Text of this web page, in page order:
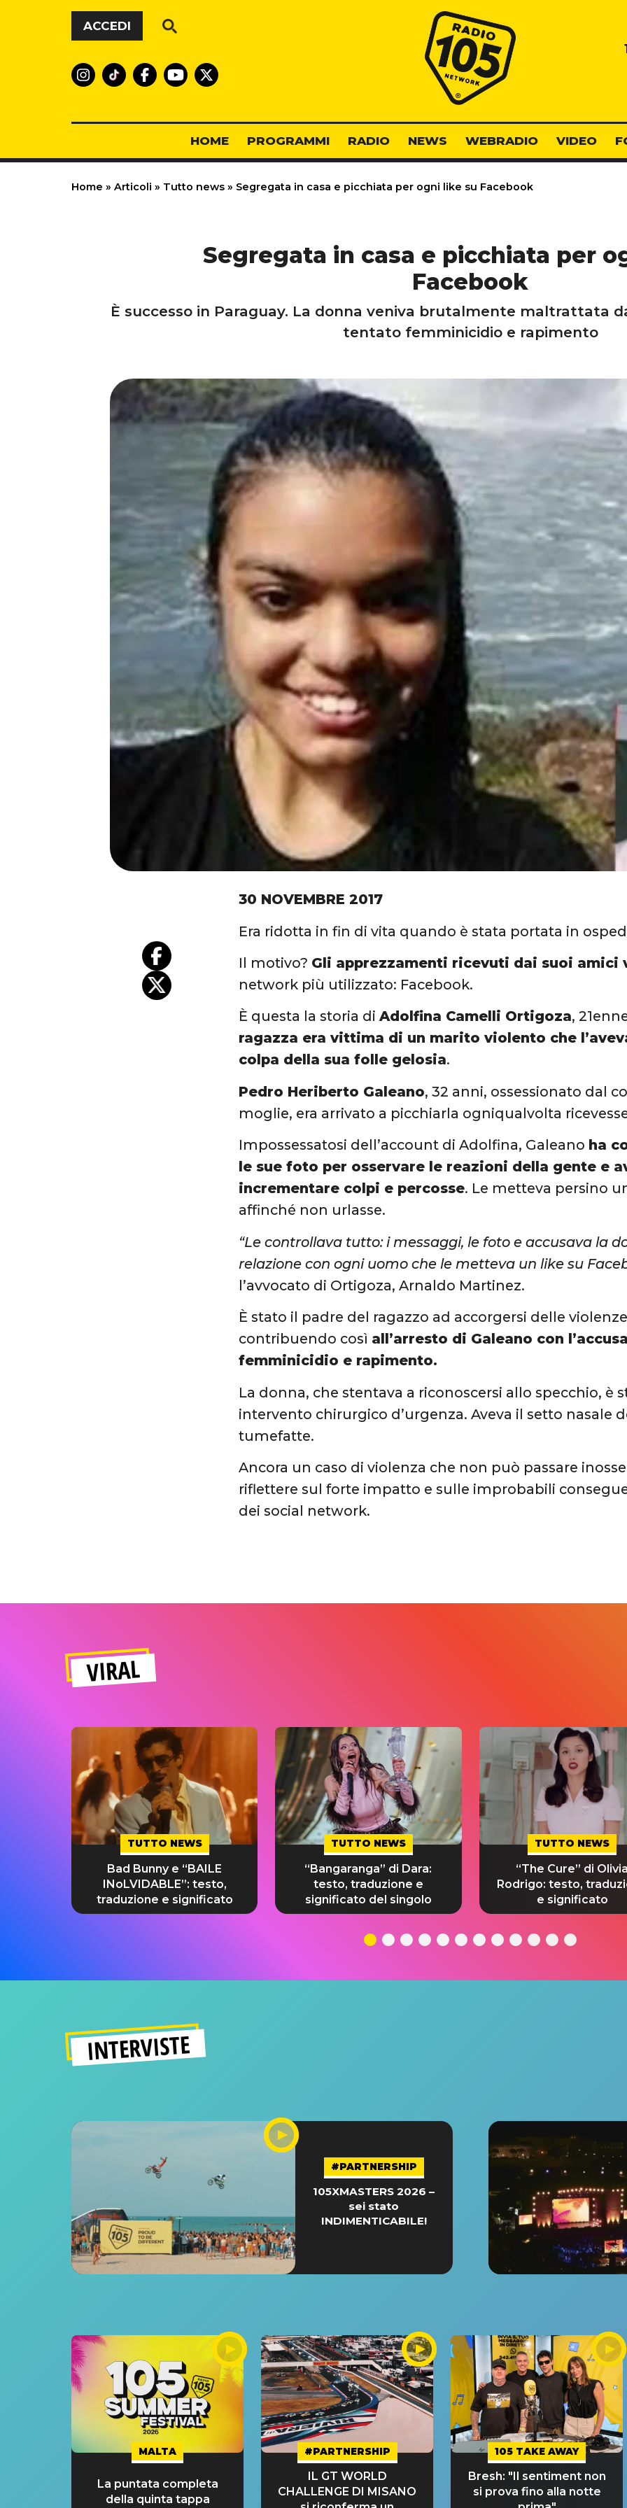
Vai al contenuto
ACCEDI
Radio 105
HOME PROGRAMMI RADIO NEWS WEBRADIO VIDEO
Home » Articoli » Tutto news » Segregata in casa e picchiata per ogni like su Facebook
Segregata in casa e picchiata per
Facebook
È successo in Paraguay. La donna veniva brutalmente maltrattata
tentato femminicidio e rapimento
30 NOVEMBRE 2017
Era ridotta in fin di vita quando è stata portata in
Il motivo? Gli apprezzamenti ricevuti dai suoi
network più utilizzato: Facebook.
È questa la storia diAdolfina Camelli Ortigoza,
ragazza era vittima di un marito violento che
colpa della sua folle gelosia.
Pedro Heriberto Galeano, 32 anni, ossessionato dal
moglie, era arrivato a picchiarla ogniqualvolta
Impossessatosi dell’account di Adolfina, Galeano ha
le sue foto per osservare le reazioni della gente e
incrementare colpi e percosse. Le metteva persino
affinché non urlasse.
“Le controllava tutto: i messaggi, le foto e accusava la
relazione con ogni uomo che le metteva un like su
l’avvocato di Ortigoza, Arnaldo Martinez.
È stato il padre del ragazzo ad accorgersi delle
contribuendo così all’arresto di Galeano con
femminicidio e rapimento.
La donna, che stentava a riconoscersi allo specchio, è
intervento chirurgico d’urgenza. Aveva il setto nasale
tumefatte.
Ancora un caso di violenza che non può passare
riflettere sul forte impatto e sulle improbabili
dei social network.
VIRAL
TUTTO NEWS
Bad Bunny e “BAILE
INoLVIDABLE”: testo,
traduzione e significato
TUTTO NEWS
“Bangaranga” di Dara:
testo, traduzione e
significato del singolo
TUTTO NEWS
“The Cure” di
Rodrigo: testo,
e significato
INTERVISTE
#PARTNERSHIP
105XMASTERS 2026 –
sei stato
INDIMENTICABILE!
MALTA
La puntata completa
della quinta tappa
#PARTNERSHIP
IL GT WORLD
CHALLENGE DI MISANO
105 TAKE AWAY
Bresh: "Il sentiment non
si prova fino alla notte